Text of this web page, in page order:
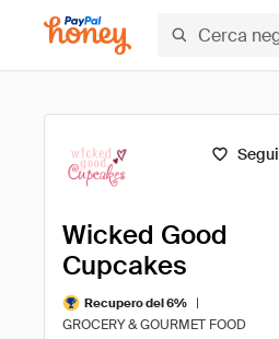
Segui
Wicked Good
Cupcakes
Recupero del 6%
|
GROCERY & GOURMET FOOD